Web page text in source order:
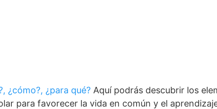
¿cómo?, ¿para qué? Aquí podrás descubrir los
para favorecer la vida en común y el